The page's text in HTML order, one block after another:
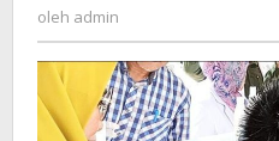
oleh admin